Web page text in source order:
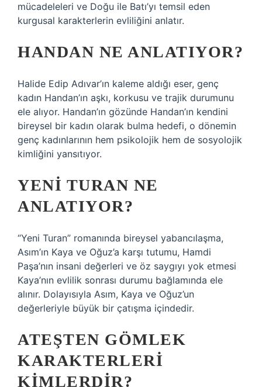
mücadeleleri ve Doğu ile Batı’yı temsil eden
kurgusal karakterlerin evliliğini anlatır.
HANDAN NE ANLATIYOR?
Halide Edip Adıvar’ın kaleme aldığı eser, genç
kadın Handan’ın aşkı, korkusu ve trajik durumunu
ele alıyor. Handan’ın gözünde Handan’ın kendini
bireysel bir kadın olarak bulma hedefi, o dönemin
genç kadınlarının hem psikolojik hem de sosyolojik
kimliğini yansıtıyor.
YENI TURAN NE
ANLATIYOR?
“Yeni Turan” romanında bireysel yabancılaşma,
Asım’ın Kaya ve Oğuz’a karşı tutumu, Hamdi
Paşa’nın insani değerleri ve öz saygıyı yok etmesi
Kaya’nın evlilik sonrası durumu bağlamında ele
alınır. Dolayısıyla Asım, Kaya ve Oğuz’un
değerleriyle büyük bir çatışma içindedir.
ATEŞTEN GÖMLEK
KARAKTERLERI
KIMLERDIR?